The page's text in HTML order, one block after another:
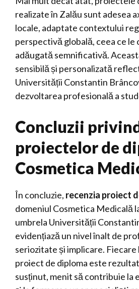
realizate în Zalău sunt adesea
locale, adaptate contextului
perspectivă globală, ceea ce le
adăugată semnificativă.
sensibilă și personalizată
Universității Constantin
dezvoltarea profesională a
Concluzii
proiectelor de
Cosmetica
În concluzie, recenzia proiect
domeniul Cosmetica Medicală
umbrela Universității
evidențiază un nivel înalt de
seriozitate și implicare.
proiect de diploma este
susținut, menit să contribuie la